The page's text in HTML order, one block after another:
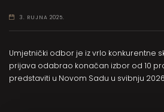
3. RUJNA 2025.
Umjetnički odbor je iz vrlo konkurentne
prijava odabrao konačan izbor od 10
predstaviti u Novom Sadu u svibnju